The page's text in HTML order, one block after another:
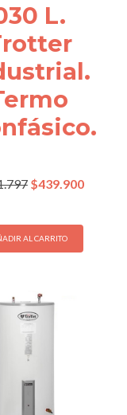
L.
El
$491.797.
$439.900El
es:
AL CARRITO